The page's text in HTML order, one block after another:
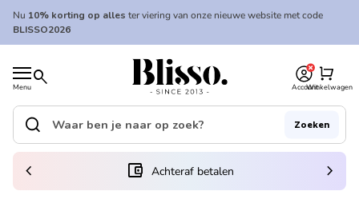
Overslaan naar inhoud
Nu 10% korting op alles ter viering van onze nieuwe website met code
BLISSO2026
Menu search
Home
AccountWinkelwagen
shopping_cart
Home
Zoek op"
search Zoeken
(link opent in nieuw tabblad/venster)
account_balance_wallet Achteraf betalen
chevron_left chevron_right